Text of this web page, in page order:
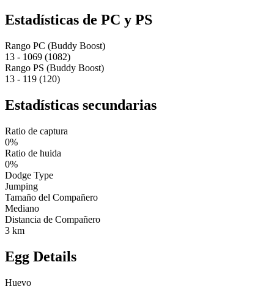
Estadísticas de PC y PS
Rango PC (Buddy Boost)
13 - 1069 (1082)
Rango PS (Buddy Boost)
13 - 119 (120)
Estadísticas secundarias
Ratio de captura
0%
Ratio de huida
0%
Dodge Type
Jumping
Tamaño del Compañero
Mediano
Distancia de Compañero
3 km
Egg Details
Huevo